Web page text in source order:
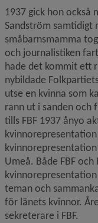
1937 gick hon också
Sandström samtidigt
småbarnsmamma
och journalistiken
hade det kommit ett
nybildade
utse en kvinna som
rann ut i sanden och
tills FBF 1937 ånyo
Umeå. Både FBF
teman och
för länets kvinnor.
sekreterare i FBF.